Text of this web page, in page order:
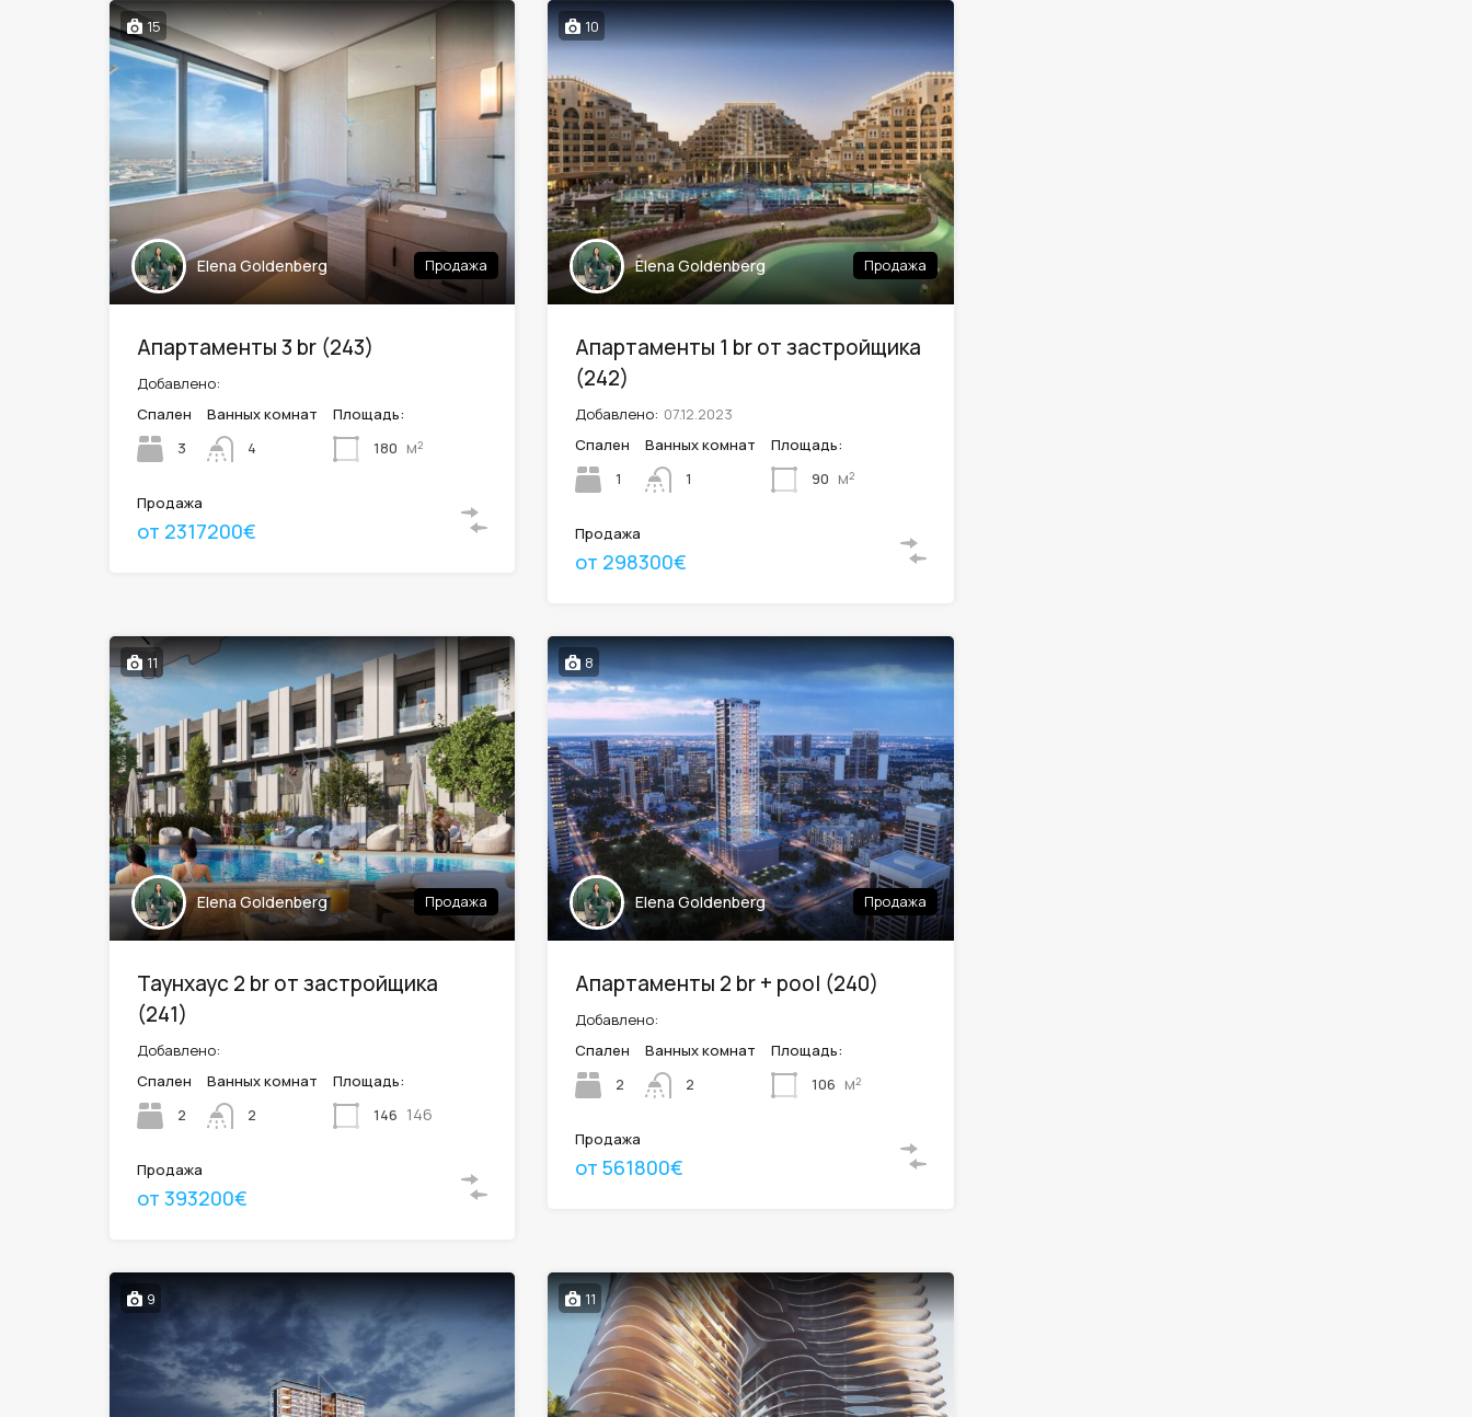
15
Elena Goldenberg Продажа
Апартаменты 3 br (243)
Добавлено:
Спален
3
Ванных комнат
4
Площадь:
180 м²
Продажа
от 2317200€
10
Elena Goldenberg Продажа
Апартаменты 1 br от застройщика
(242)
Добавлено: 07.12.2023
Спален
1
Ванных комнат
1
Площадь:
90 м²
Продажа
от 298300€
11
Elena Goldenberg Продажа
Таунхаус 2 br от застройщика
(241)
Добавлено:
Спален
2
Ванных комнат
2
Площадь:
146 146
Продажа
от 393200€
8
Elena Goldenberg Продажа
Апартаменты 2 br + pool (240)
Добавлено:
Спален
2
Ванных комнат
2
Площадь:
106 м²
Продажа
от 561800€
9 11